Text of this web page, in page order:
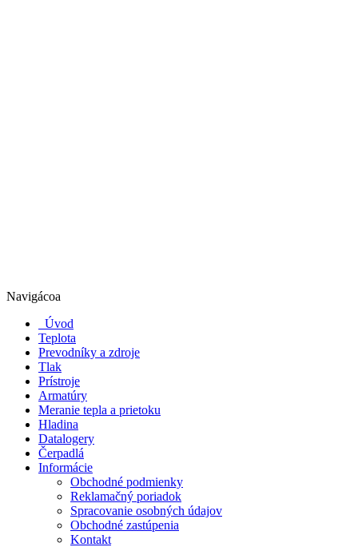
Navigácoa
Úvod
Teplota
Prevodníky a zdroje
Tlak
Prístroje
Armatúry
Meranie tepla a prietoku
Hladina
Datalogery
Čerpadlá
Informácie
Obchodné podmienky
Reklamačný poriadok
Spracovanie osobných údajov
Obchodné zastúpenia
Kontakt